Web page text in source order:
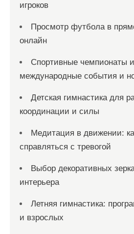
игроков
Просмотр футбола в
онлайн
Спортивные чемпионаты
международные события и
Детская гимнастика для
координации и силы
Медитация в движении:
справляться с тревогой
Выбор декоративных
интерьера
Летняя гимнастика:
и взрослых